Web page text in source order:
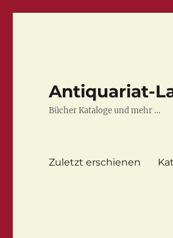
Antiquariat-
Bücher Kataloge und mehr …
Zuletzt erschienen